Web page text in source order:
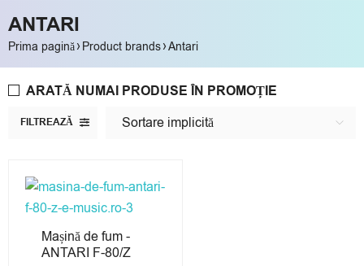
ANTARI
Prima pagină› Product brands›Antari
FILTREAZĂ Sortare implicită
ARATĂ NUMAI PRODUSE ÎN PROMOȚIE
Mașină de fum -
ANTARI F-80/Z